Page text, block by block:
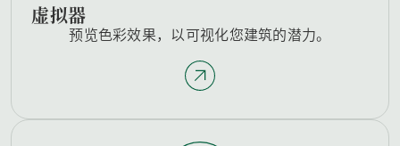
虚拟器
预览色彩效果，以可视化您建筑的潜力。